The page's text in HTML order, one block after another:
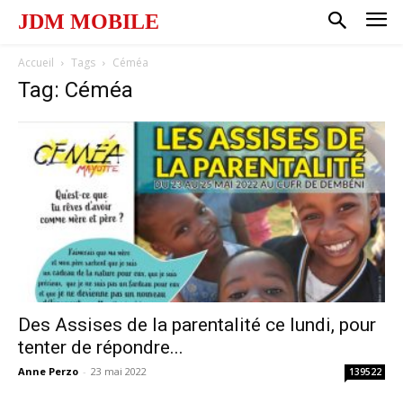
JDM MOBILE
Accueil Tags Céméa
Tag: Céméa
Des Assises de la parentalité ce lundi, pour
tenter de répondre...
Anne Perzo - 23 mai 2022 139522